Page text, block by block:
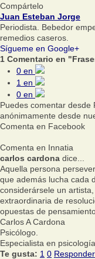
Compártelo
Juan Esteban Jorge
Periodista. Bebedor
remedios caseros.
Sígueme en Google+
1 Comentario en
0 en
1 en
0 en
Puedes comentar desde
anónimamente desde
Comenta en Facebook
Comenta en Innatia
carlos cardona dice...
Aquella persona
que además lucha cada
considerársele un
extraordinaria de
opuestas de
Carlos A Cardona
Psicólogo.
Especialista en
Te gusta: 1 0 Responder